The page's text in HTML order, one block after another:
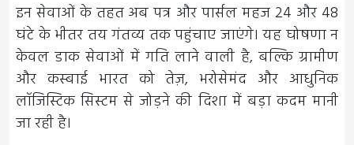
इन सेवाओं के तहत अब पत्र और पार्सल महज 24 और 48
घंटे के भीतर तय गंतव्य तक पहुंचाए जाएंगे। यह घोषणा न
केवल डाक सेवाओं में गति लाने वाली है, बल्कि ग्रामीण
और कस्बाई भारत को तेज़, भरोसेमंद और आधुनिक
लॉजिस्टिक सिस्टम से जोड़ने की दिशा में बड़ा कदम मानी
जा रही है।